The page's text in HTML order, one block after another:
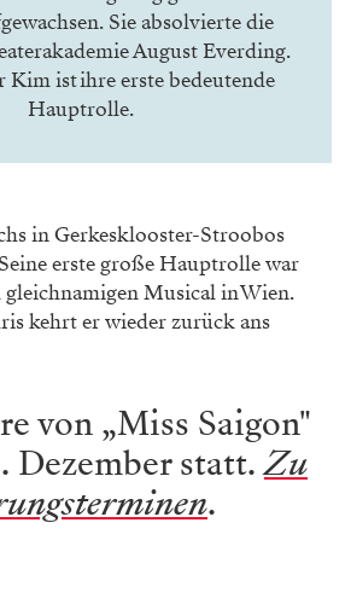
Sie absol­vierte die
August Everding.
Kim ist ihre erste ­bedeutende
Hauptrolle.
in Gerkesklooster-­Stroobos
erste große Hauptrolle war
Musical in Wien.
kehrt er wieder zurück ans
von „Miss Saigon"
Dezember statt.Zu
.